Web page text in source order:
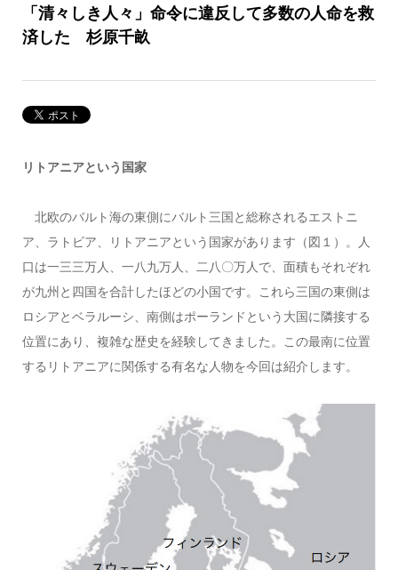
「清々しき人々」命令に違反して多数の人命を救
済した 杉原千畝
リトアニアという国家
北欧のバルト海の東側にバルト三国と総称されるエストニ
ア、ラトビア、リトアニアという国家があります（図１）。人
口は一三三万人、一八九万人、二八〇万人で、面積もそれぞれ
が九州と四国を合計したほどの小国です。これら三国の東側は
ロシアとベラルーシ、南側はポーランドという大国に隣接する
位置にあり、複雑な歴史を経験してきました。この最南に位置
するリトアニアに関係する有名な人物を今回は紹介します。